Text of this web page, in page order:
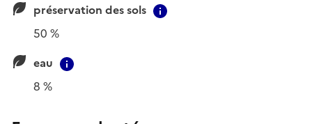
préservation des sols
50 %
eau
8 %